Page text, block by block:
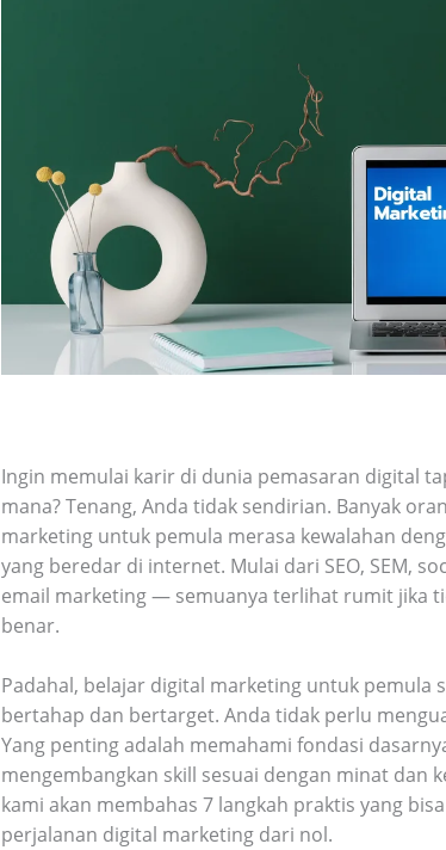
Ingin memulai karir di dunia pemasaran digital
mana? Tenang, Anda tidak sendirian. Banyak
marketing untuk pemula merasa kewalahan
yang beredar di internet. Mulai dari SEO, SEM,
email marketing — semuanya terlihat rumit jika
benar.
Padahal, belajar digital marketing untuk pemula
bertahap dan bertarget. Anda tidak perlu
Yang penting adalah memahami fondasi
mengembangkan skill sesuai dengan minat dan
kami akan membahas 7 langkah praktis yang
perjalanan digital marketing dari nol.